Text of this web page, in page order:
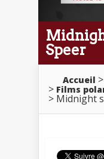
Speer
Accueil
Films
Midnight